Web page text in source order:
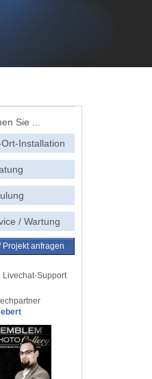
Sie ...
Installation
/ Wartung
Projekt anfragen
Livechat-Support